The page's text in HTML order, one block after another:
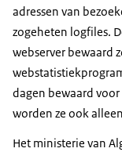
adressen van
zogeheten logfiles.
webserver bewaard
dagen bewaard
worden ze ook
Het ministerie van